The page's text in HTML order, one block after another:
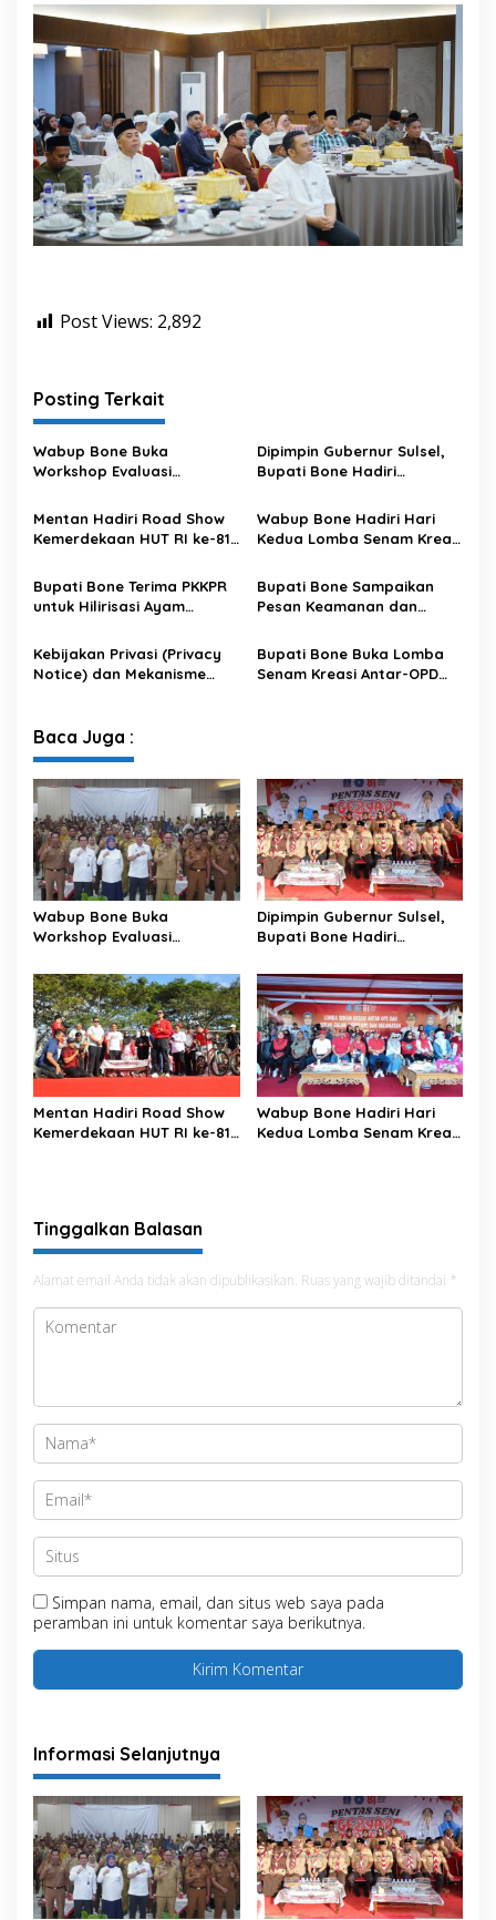
Post Views: 2,892
Posting Terkait
Wabup Bone Buka
Workshop Evaluasi
Pembangunan Desa
Dipimpin Gubernur Sulsel,
Bupati Bone Hadiri
Ponre
Mentan Hadiri Road Show
Kemerdekaan HUT RI ke-81
Kabupaten Bone, Dihadiri
Puluhan Ribu Masyarakat
Wabup Bone Hadiri Hari
Kedua Lomba Senam Kreasi
Bupati Bone Terima PKKPR
untuk Hilirisasi Ayam
Bupati Bone Sampaikan
Pesan Keamanan dan
Kebijakan Privasi (Privacy
Notice) dan Mekanisme
Satu Data
Bupati Bone Buka Lomba
Senam Kreasi Antar-OPD
Baca Juga :
Wabup Bone Buka
Workshop Evaluasi
Pembangunan Desa
Dipimpin Gubernur Sulsel,
Bupati Bone Hadiri
Ponre
Mentan Hadiri Road Show
Kemerdekaan HUT RI ke-81
Wabup Bone Hadiri Hari
Kedua Lomba Senam Kreasi
Tinggalkan Balasan
Alamat email Anda tidak akan dipublikasikan. Ruas yang wajib ditandai *
Simpan nama, email, dan situs web saya pada
peramban ini untuk komentar saya berikutnya.
Informasi Selanjutnya